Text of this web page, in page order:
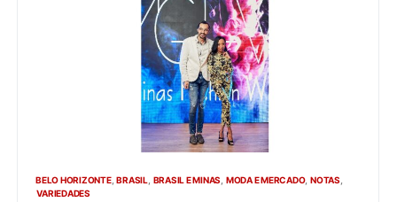
BELO HORIZONTE BRASIL BRASIL E MINAS MODA E MERCADO NOTAS
VARIEDADES